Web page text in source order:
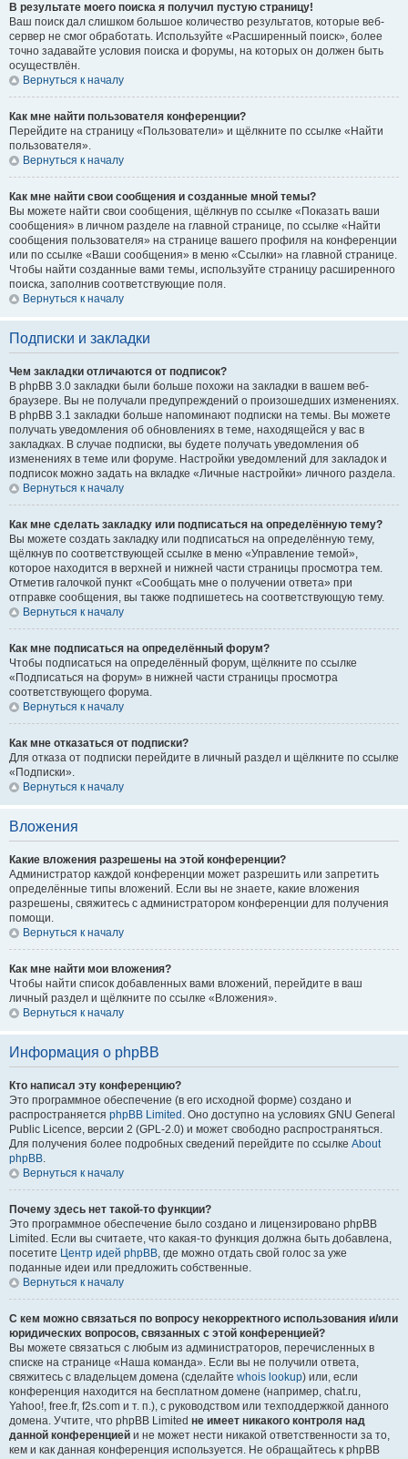
В результате моего поиска я получил пустую страницу!
Ваш поиск дал слишком большое количество результатов, которые веб-
сервер не смог обработать. Используйте «Расширенный поиск», более
точно задавайте условия поиска и форумы, на которых он должен быть
осуществлён.
Вернуться к началу
Как мне найти пользователя конференции?
Перейдите на страницу «Пользователи» и щёлкните по ссылке «Найти
пользователя».
Вернуться к началу
Как мне найти свои сообщения и созданные мной темы?
Вы можете найти свои сообщения, щёлкнув по ссылке «Показать ваши
сообщения» в личном разделе на главной странице, по ссылке «Найти
сообщения пользователя» на странице вашего профиля на конференции
или по ссылке «Ваши сообщения» в меню «Ссылки» на главной странице.
Чтобы найти созданные вами темы, используйте страницу расширенного
поиска, заполнив соответствующие поля.
Вернуться к началу
Подписки и закладки
Чем закладки отличаются от подписок?
В phpBB 3.0 закладки были больше похожи на закладки в вашем веб-
браузере. Вы не получали предупреждений о произошедших изменениях.
В phpBB 3.1 закладки больше напоминают подписки на темы. Вы можете
получать уведомления об обновлениях в теме, находящейся у вас в
закладках. В случае подписки, вы будете получать уведомления об
изменениях в теме или форуме. Настройки уведомлений для закладок и
подписок можно задать на вкладке «Личные настройки» личного раздела.
Вернуться к началу
Как мне сделать закладку или подписаться на определённую тему?
Вы можете создать закладку или подписаться на определённую тему,
щёлкнув по соответствующей ссылке в меню «Управление темой»,
которое находится в верхней и нижней части страницы просмотра тем.
Отметив галочкой пункт «Сообщать мне о получении ответа» при
отправке сообщения, вы также подпишетесь на соответствующую тему.
Вернуться к началу
Как мне подписаться на определённый форум?
Чтобы подписаться на определённый форум, щёлкните по ссылке
«Подписаться на форум» в нижней части страницы просмотра
соответствующего форума.
Вернуться к началу
Как мне отказаться от подписки?
Для отказа от подписки перейдите в личный раздел и щёлкните по ссылке
«Подписки».
Вернуться к началу
Вложения
Какие вложения разрешены на этой конференции?
Администратор каждой конференции может разрешить или запретить
определённые типы вложений. Если вы не знаете, какие вложения
разрешены, свяжитесь с администратором конференции для получения
помощи.
Вернуться к началу
Как мне найти мои вложения?
Чтобы найти список добавленных вами вложений, перейдите в ваш
личный раздел и щёлкните по ссылке «Вложения».
Вернуться к началу
Информация о phpBB
Кто написал эту конференцию?
Это программное обеспечение (в его исходной форме) создано и
распространяется phpBB Limited . Оно доступно на условиях GNU General
Public Licence, версии 2 (GPL-2.0) и может свободно распространяться.
Для получения более подробных сведений перейдите по ссылке About
phpBB.
Вернуться к началу
Почему здесь нет такой-то функции?
Это программное обеспечение было создано и лицензировано phpBB
Limited. Если вы считаете, что какая-то функция должна быть добавлена,
посетите Центр идей phpBB, где можно отдать свой голос за уже
поданные идеи или предложить собственные.
Вернуться к началу
С кем можно связаться по вопросу некорректного использования и/или
юридических вопросов, связанных с этой конференцией?
Вы можете связаться с любым из администраторов, перечисленных в
списке на странице «Наша команда». Если вы не получили ответа,
свяжитесь с владельцем домена (сделайте whois lookup) или, если
конференция находится на бесплатном домене (например, chat.ru,
Yahoo!, free.fr, f2s.com и т. п.), с руководством или техподдержкой данного
домена. Учтите, что phpBB Limited не имеет никакого контроля над
данной конференцией и не может нести никакой ответственности за то,
кем и как данная конференция используется. Не обращайтесь к phpBB